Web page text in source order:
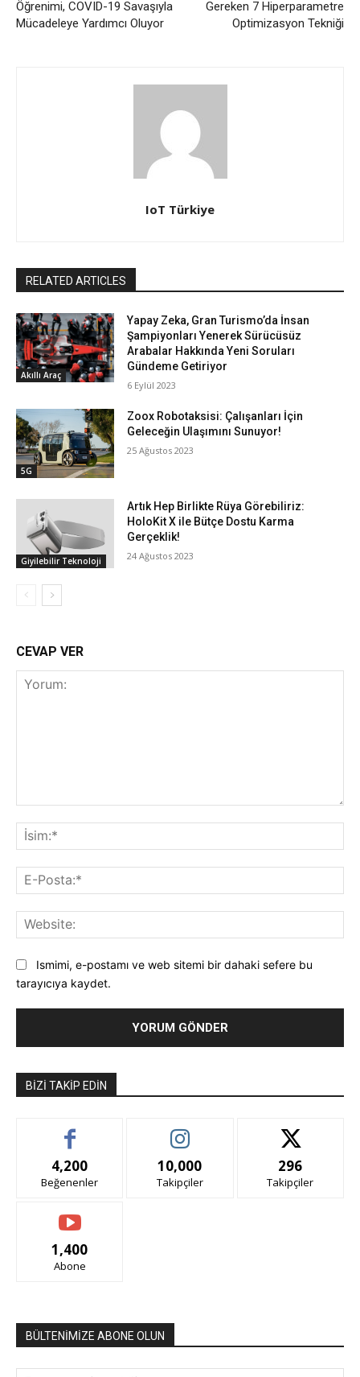
Öğrenimi, COVID-19 Savaşıyla
Mücadeleye Yardımcı Oluyor
Gereken 7 Hiperparametre
Optimizasyon Tekniği
IoT Türkiye
RELATED ARTICLES
Akıllı Araç
Yapay Zeka, Gran Turismo’da İnsan
Şampiyonları Yenerek Sürücüsüz
Arabalar Hakkında Yeni Soruları
Gündeme Getiriyor
6 Eylül 2023
5G
Zoox Robotaksisi: Çalışanları İçin
Geleceğin Ulaşımını Sunuyor!
25 Ağustos 2023
Giyilebilir Teknoloji
Artık Hep Birlikte Rüya Görebiliriz:
HoloKit X ile Bütçe Dostu Karma
Gerçeklik!
24 Ağustos 2023
CEVAP VER
Ismimi, e-postamı ve web sitemi bir dahaki sefere bu
tarayıcıya kaydet.
BIZI TAKIP EDIN
4,200
Beğenenler
10,000
Takipçiler
296
Takipçiler
1,400
Abone
BÜLTENİMİZE ABONE OLUN